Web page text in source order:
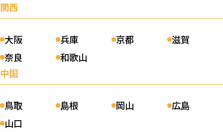
関西
大阪 兵庫 京都
滋賀
奈良
和歌山
中国
鳥取 島根 岡山
広島
山口